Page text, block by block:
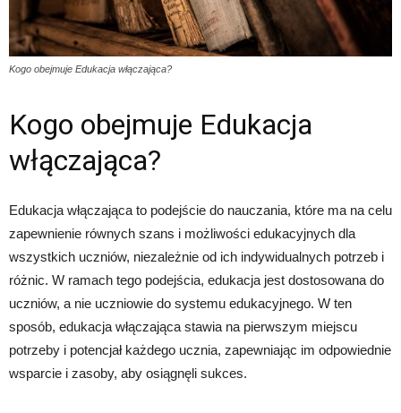
Kogo obejmuje Edukacja włączająca?
Kogo obejmuje Edukacja
włączająca?
Edukacja włączająca to podejście do nauczania, które ma na celu
zapewnienie równych szans i możliwości edukacyjnych dla
wszystkich uczniów, niezależnie od ich indywidualnych potrzeb i
różnic. W ramach tego podejścia, edukacja jest dostosowana do
uczniów, a nie uczniowie do systemu edukacyjnego. W ten
sposób, edukacja włączająca stawia na pierwszym miejscu
potrzeby i potencjał każdego ucznia, zapewniając im odpowiednie
wsparcie i zasoby, aby osiągnęli sukces.